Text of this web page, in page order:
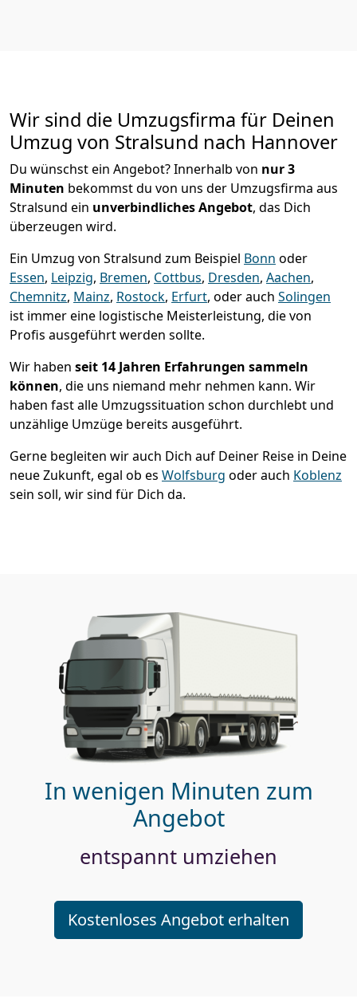
Wir sind die Umzugsfirma für Deinen
Umzug von Stralsund nach Hannover
Du wünschst ein Angebot? Innerhalb von nur 3
Minuten bekommst du von uns der Umzugsfirma aus
Stralsund ein unverbindliches Angebot, das Dich
überzeugen wird.
Ein Umzug von Stralsund zum Beispiel Bonn oder
Essen, Leipzig, Bremen, Cottbus, Dresden, Aachen,
Chemnitz, Mainz, Rostock, Erfurt, oder auch Solingen
ist immer eine logistische Meisterleistung, die von
Profis ausgeführt werden sollte.
Wir haben seit 14 Jahren Erfahrungen sammeln
können, die uns niemand mehr nehmen kann. Wir
haben fast alle Umzugssituation schon durchlebt und
unzählige Umzüge bereits ausgeführt.
Gerne begleiten wir auch Dich auf Deiner Reise in Deine
neue Zukunft, egal ob es Wolfsburg oder auch Koblenz
sein soll, wir sind für Dich da.
In wenigen Minuten zum
Angebot
entspannt umziehen
Kostenloses Angebot erhalten